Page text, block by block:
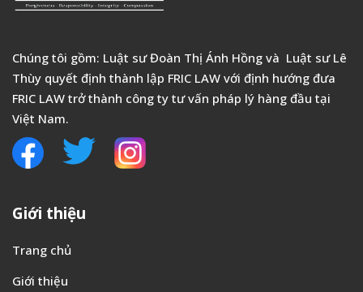
Chúng tôi gồm: Luật sư Đoàn Thị Ánh Hồng và Luật sư Lê
Thùy quyết định thành lập FRIC LAW với định hướng đưa
FRIC LAW trở thành công ty tư vấn pháp lý hàng đầu tại
Việt Nam.
Giới thiệu
Trang chủ
Giới thiệu